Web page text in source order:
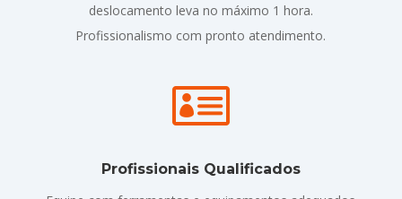
deslocamento leva no máximo 1 hora.
Profissionalismo com pronto atendimento.

Profissionais Qualificados